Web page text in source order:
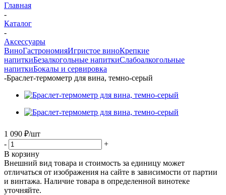
Главная
-
Каталог
-
Аксессуары
ВиноГастрономияИгристое виноКрепкие
напиткиБезалкогольные напиткиСлабоалкогольные
напиткиБокалы и сервировка
-Браслет-термометр для вина, темно-серый
1 090 ₽/шт
-
+
В корзину
Внешний вид товара и стоимость за единицу может
отличаться от изображения на сайте в зависимости от партии
и винтажа. Наличие товара в определенной винотеке
уточняйте.